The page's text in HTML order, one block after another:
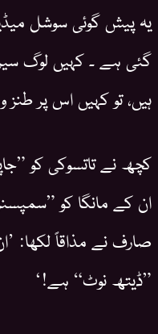
یہ پیش گوئی سوشل
گئی ہے ۔ کہیں لوگ
ہیں، تو کہیں اس پر
کچھ نے تاتسوکی کو
ان کے مانگا کو ”سمپسنز
صارف نے مذاقاً لکھا:
”ڈیتھ نوٹ“ ہے!‘